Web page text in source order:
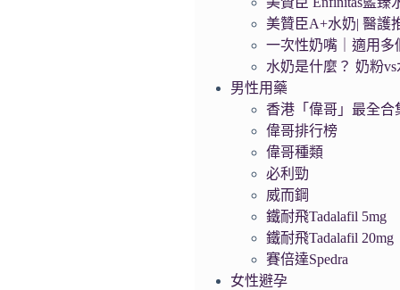
美贊臣A+水奶| 醫護
一次性奶嘴｜適用多
水奶是什麼？ 奶粉
男性用藥
香港「偉哥」最全合
偉哥排行榜
偉哥種類
必利勁
威而鋼
鐵耐飛Tadalafil 5mg
鐵耐飛Tadalafil 20mg
賽倍達Spedra
女性避孕